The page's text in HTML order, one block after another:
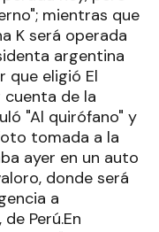
mientras que
K será operada
argentina
que eligió El
cuenta de la
"Al quirófano" y
tomada a la
ayer en un auto
donde será
a
Perú.En